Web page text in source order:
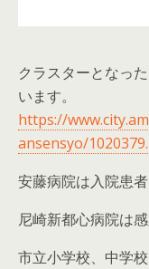
クラスターとなっ
います。
https://
ansensyo/
安藤病院は入院患
尼崎新都心病院は感
市立小学校、中学